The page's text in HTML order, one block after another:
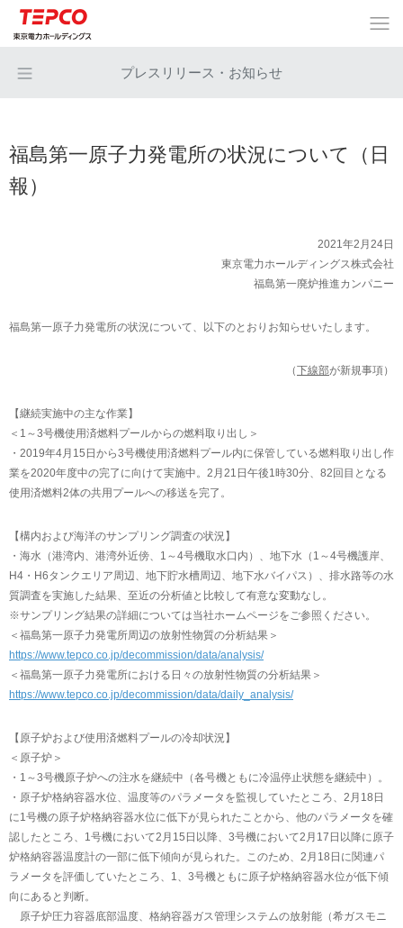
プレスリリース・お知らせ
福島第一原子力発電所の状況について（日
報）
2021年2月24日
東京電力ホールディングス株式会社
福島第一廃炉推進カンパニー
福島第一原子力発電所の状況について、以下のとおりお知らせいたします。
（下線部が新規事項）
【継続実施中の主な作業】
＜1～3号機使用済燃料プールからの燃料取り出し＞
・2019年4月15日から3号機使用済燃料プール内に保管している燃料取り出し作
業を2020年度中の完了に向けて実施中。2月21日午後1時30分、82回目となる
使用済燃料2体の共用プールへの移送を完了。
【構内および海洋のサンプリング調査の状況】
・海水（港湾内、港湾外近傍、1～4号機取水口内）、地下水（1～4号機護岸、
H4・H6タンクエリア周辺、地下貯水槽周辺、地下水バイパス）、排水路等の水
質調査を実施した結果、至近の分析値と比較して有意な変動なし。
※サンプリング結果の詳細については当社ホームページをご参照ください。
＜福島第一原子力発電所周辺の放射性物質の分析結果＞
https://www.tepco.co.jp/decommission/data/analysis/
＜福島第一原子力発電所における日々の放射性物質の分析結果＞
https://www.tepco.co.jp/decommission/data/daily_analysis/
【原子炉および使用済燃料プールの冷却状況】
＜原子炉＞
・1～3号機原子炉への注水を継続中（各号機ともに冷温停止状態を継続中）。
・原子炉格納容器水位、温度等のパラメータを監視していたところ、2月18日
に1号機の原子炉格納容器水位に低下が見られたことから、他のパラメータを確
認したところ、1号機において2月15日以降、3号機において2月17日以降に原子
炉格納容器温度計の一部に低下傾向が見られた。このため、2月18日に関連パ
ラメータを評価していたところ、1、3号機ともに原子炉格納容器水位が低下傾
向にあると判断。
原子炉圧力容器底部温度、格納容器ガス管理システムの放射能（希ガスモニ